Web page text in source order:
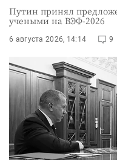
Путин принял
учеными на ВЭФ-2026
6 августа 2026, 14:14 9